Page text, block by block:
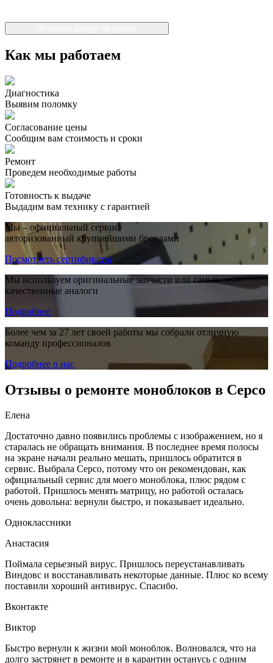
Как мы работаем
Диагностика
Выявим поломку
Согласование цены
Сообщим вам стоимость и сроки
Ремонт
Проведем необходимые работы
Готовность к выдаче
Выдадим вам технику с гарантией
Мы – официальный сервис,
авторизованный крупнейшими брендами
Посмотреть сертификаты
Мы используем оригинальные запчасти или самые
качественные аналоги
Подробнее
Более чем за 27 лет своей работы мы собрали отличную
команду профессионалов
Подробнее о нас
Отзывы о ремонте моноблоков в Серсо
Елена
Достаточно давно появились проблемы с изображением, но я
старалась не обращать внимания. В последнее время полосы
на экране начали реально мешать, пришлось обратится в
сервис. Выбрала Серсо, потому что он рекомендован, как
официальный сервис для моего моноблока, плюс рядом с
работой. Пришлось менять матрицу, но работой осталась
очень довольна: вернули быстро, и показывает идеально.
Одноклассники
Анастасия
Поймала серьезный вирус. Пришлось переустанавливать
Виндовс и восстанавливать некоторые данные. Плюс ко всему
поставили хороший антивирус. Спасибо.
Вконтакте
Виктор
Быстро вернули к жизни мой моноблок. Волновался, что на
долго застрянет в ремонте и в карантин останусь с одним